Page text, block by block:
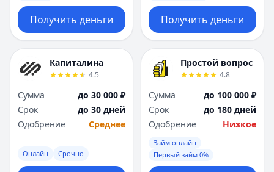
Получить деньги Получить деньги
Капиталина
4.5
Сумма
до 30 000 ₽
Срок
до 30 дней
Одобрение
Среднее
Онлайн Срочно
Простой вопрос
4.8
Сумма
до 100 000 ₽
Срок
до 180 дней
Одобрение
Низкое
Займ онлайн
Первый займ 0%